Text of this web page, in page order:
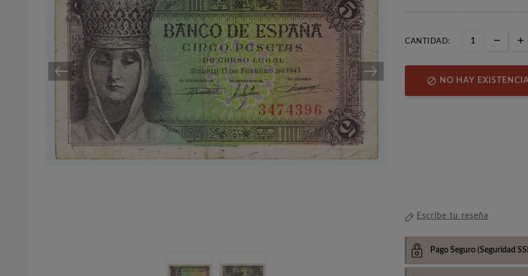
CANTIDAD:
 NO HAY
Escribe tu reseña
Pago Seguro (Seguridad